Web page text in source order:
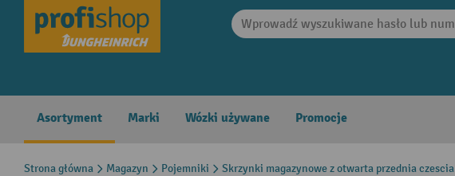
Skip to main navigation
Asortyment Marki Wózki używane Promocje
Strona główna Magazyn Pojemniki Skrzynki magazynowe z otwarta przednia czescia